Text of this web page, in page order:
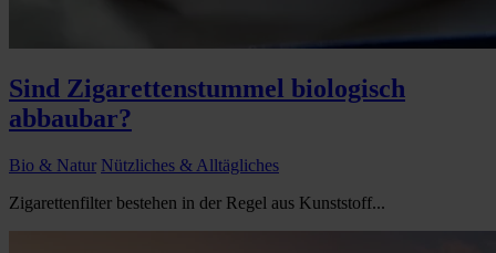
Sind Zigarettenstummel biologisch
abbaubar?
Bio & Natur Nützliches & Alltägliches
Zigarettenfilter bestehen in der Regel aus Kunststoff...